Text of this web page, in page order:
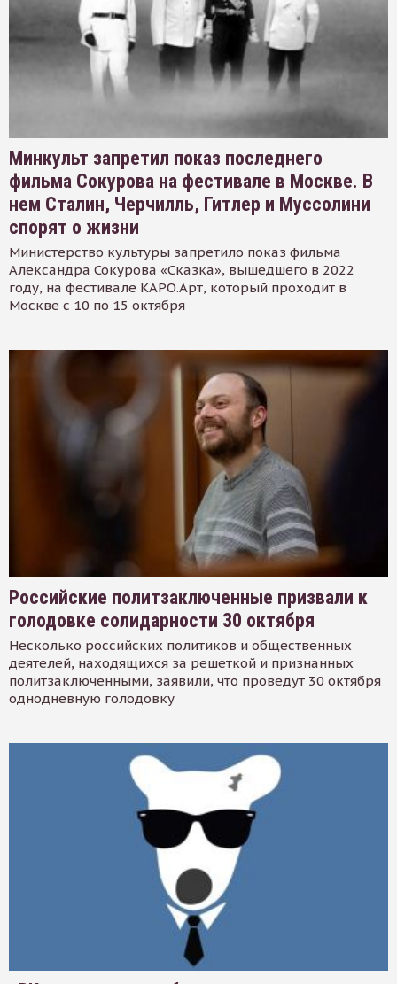
Минкульт запретил показ последнего
фильма Сокурова на фестивале в Москве. В
нем Сталин, Черчилль, Гитлер и Муссолини
спорят о жизни
Министерство культуры запретило показ фильма
Александра Сокурова «Сказка», вышедшего в 2022
году, на фестивале КАРО.Арт, который проходит в
Москве с 10 по 15 октября
Российские политзаключенные призвали к
голодовке солидарности 30 октября
Несколько российских политиков и общественных
деятелей, находящихся за решеткой и признанных
политзаключенными, заявили, что проведут 30 октября
однодневную голодовку